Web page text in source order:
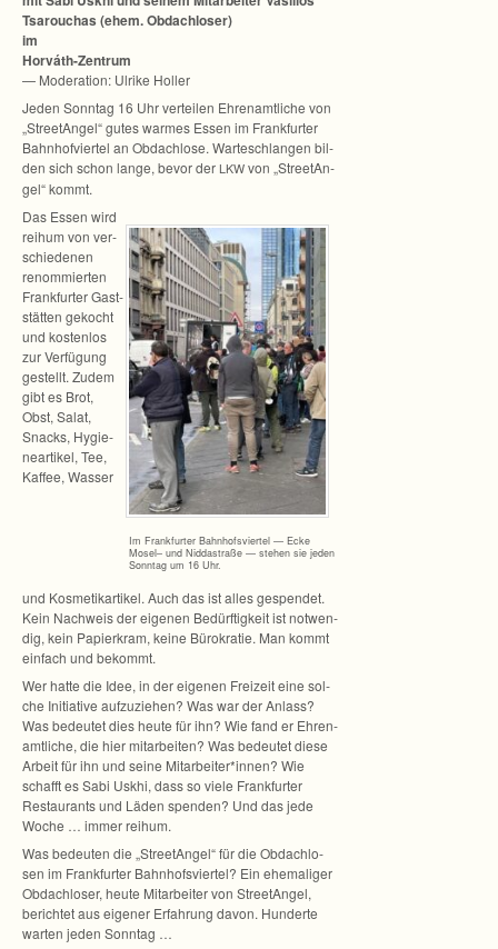
Tsa­rouchas (ehem. Obdach­lo­ser)
im
Horváth-Zentrum
— Mode­ra­tion: Ulrike Holler
Jeden Sonn­tag 16 Uhr ver­tei­len Ehren­amt­li­che von
„Stree­tAn­gel“ gutes war­mes Essen im Frank­fur­ter
Bahn­hof­vier­tel an Obdach­lose. War­te­schlan­gen bil­
den sich schon lange, bevor der LKW von „Stree­tAn­
gel“ kommt.
Im Frank­fur­ter Bahn­hofs­vier­tel — Ecke
Mosel– und Nid­da­straße — ste­hen sie jeden
Sonn­tag um 16 Uhr.
Das Essen wird
reihum von ver­
schie­de­nen
renom­mier­ten
Frank­fur­ter Gast­
stät­ten gekocht
und kos­ten­los
zur Ver­fü­gung
gestellt. Zudem
gibt es Brot,
Obst, Salat,
Snacks, Hygie­
ne­ar­ti­kel, Tee,
Kaf­fee, Was­ser
und Kos­me­tik­ar­ti­kel. Auch das ist alles gespen­det.
Kein Nach­weis der eige­nen Bedürf­tig­keit ist not­wen­
dig, kein Papier­kram, keine Büro­kra­tie. Man kommt
ein­fach und bekommt.
Wer hatte die Idee, in der eige­nen Frei­zeit eine sol­
che Initia­tive auf­zu­zie­hen? Was war der Anlass?
Was bedeu­tet dies heute für ihn? Wie fand er Ehren­
amt­li­che, die hier mit­ar­bei­ten? Was bedeu­tet diese
Arbeit für ihn und seine Mitarbeiter*innen? Wie
schafft es Sabi Uskhi, dass so viele Frank­fur­ter
Restau­rants und Läden spen­den? Und das jede
Woche … immer reihum.
Was bedeu­ten die „Stree­tAn­gel“ für die Obdach­lo­
sen im Frank­fur­ter Bahn­hofs­vier­tel? Ein ehe­ma­li­ger
Obdach­lo­ser, heute Mit­ar­bei­ter von Stree­tAn­gel,
berich­tet aus eige­ner Erfah­rung davon. Hun­derte
war­ten jeden Sonntag …